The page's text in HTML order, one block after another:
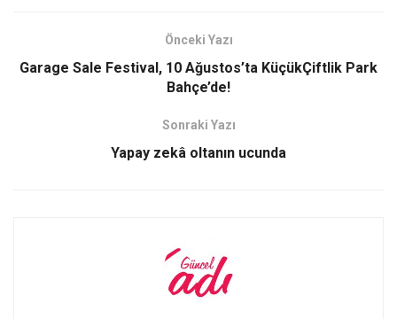
o
d
Önceki Yazı
Garage Sale Festival, 10 Ağustos’ta KüçükÇiftlik Park
Bahçe’de!
Sonraki Yazı
Yapay zekâ oltanın ucunda